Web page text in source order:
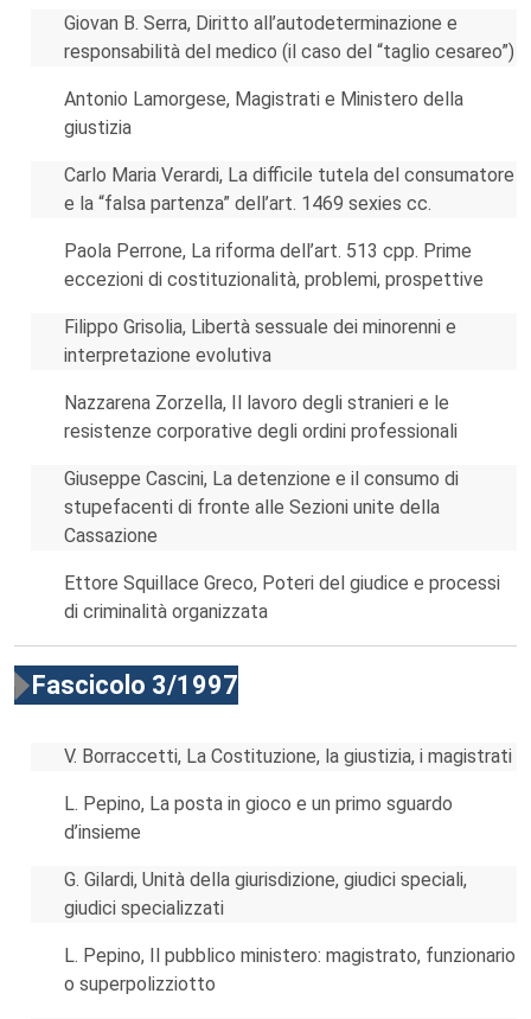
Giovan B. Serra, Diritto all’autodeterminazione e
responsabilità del medico (il caso del “taglio cesareo”)
Antonio Lamorgese, Magistrati e Ministero della
giustizia
Carlo Maria Verardi, La difficile tutela del consumatore
e la “falsa partenza” dell’art. 1469 sexies cc.
Paola Perrone, La riforma dell’art. 513 cpp. Prime
eccezioni di costituzionalità, problemi, prospettive
Filippo Grisolia, Libertà sessuale dei minorenni e
interpretazione evolutiva
Nazzarena Zorzella, Il lavoro degli stranieri e le
resistenze corporative degli ordini professionali
Giuseppe Cascini, La detenzione e il consumo di
stupefacenti di fronte alle Sezioni unite della
Cassazione
Ettore Squillace Greco, Poteri del giudice e processi
di criminalità organizzata
Fascicolo 3/1997
V. Borraccetti, La Costituzione, la giustizia, i magistrati
L. Pepino, La posta in gioco e un primo sguardo
d’insieme
G. Gilardi, Unità della giurisdizione, giudici speciali,
giudici specializzati
L. Pepino, Il pubblico ministero: magistrato, funzionario
o superpolizziotto